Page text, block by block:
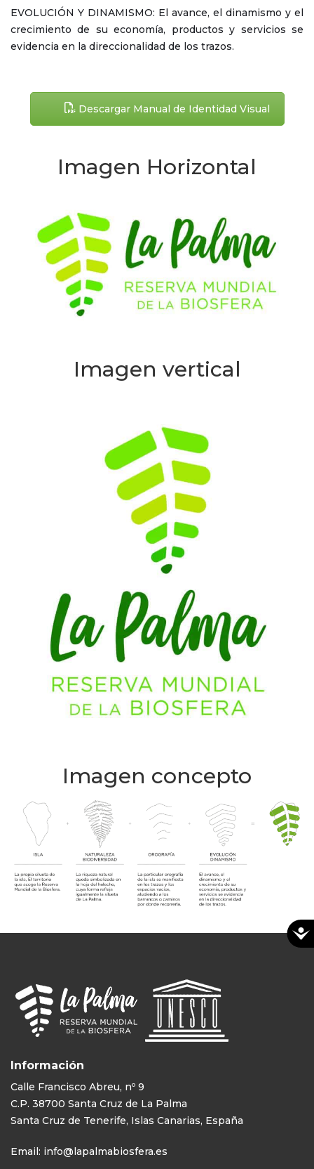
EVOLUCIÓN Y DINAMISMO: El avance, el dinamismo y el
crecimiento de su economía, productos y servicios se
evidencia en la direccionalidad de los trazos.
Descargar Manual de Identidad Visual
Imagen Horizontal
Imagen vertical
Imagen concepto
Información
Calle Francisco Abreu, nº 9
C.P. 38700 Santa Cruz de La Palma
Santa Cruz de Tenerife, Islas Canarias, España
Email: info@lapalmabiosfera.es